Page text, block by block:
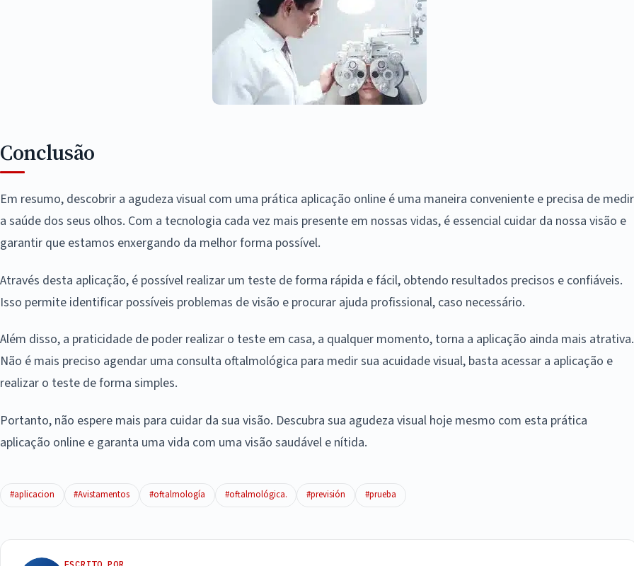
Conclusão
Em resumo, descobrir a agudeza visual com uma prática aplicação online é uma maneira conveniente e precisa de medir
a saúde dos seus olhos. Com a tecnologia cada vez mais presente em nossas vidas, é essencial cuidar da nossa visão e
garantir que estamos enxergando da melhor forma possível.
Através desta aplicação, é possível realizar um teste de forma rápida e fácil, obtendo resultados precisos e confiáveis.
Isso permite identificar possíveis problemas de visão e procurar ajuda profissional, caso necessário.
Além disso, a praticidade de poder realizar o teste em casa, a qualquer momento, torna a aplicação ainda mais atrativa.
Não é mais preciso agendar uma consulta oftalmológica para medir sua acuidade visual, basta acessar a aplicação e
realizar o teste de forma simples.
Portanto, não espere mais para cuidar da sua visão. Descubra sua agudeza visual hoje mesmo com esta prática
aplicação online e garanta uma vida com uma visão saudável e nítida.
#aplicacion #Avistamentos #oftalmología #oftalmológica. #previsión #prueba